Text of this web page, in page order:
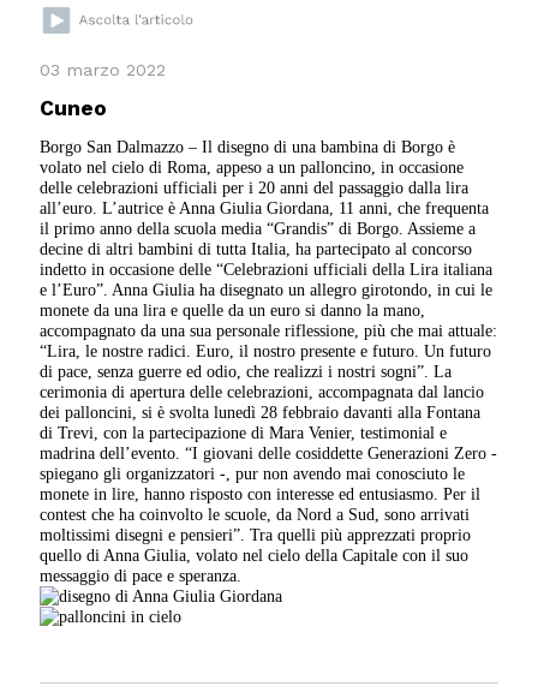
03 marzo 2022
Cuneo
Borgo San Dalmazzo – Il disegno di una bambina di Borgo è
volato nel cielo di Roma, appeso a un palloncino, in occasione
delle celebrazioni ufficiali per i 20 anni del passaggio dalla lira
all’euro. L’autrice è Anna Giulia Giordana, 11 anni, che frequenta
il primo anno della scuola media “Grandis” di Borgo. Assieme a
decine di altri bambini di tutta Italia, ha partecipato al concorso
indetto in occasione delle “Celebrazioni ufficiali della Lira italiana
e l’Euro”. Anna Giulia ha disegnato un allegro girotondo, in cui le
monete da una lira e quelle da un euro si danno la mano,
accompagnato da una sua personale riflessione, più che mai attuale:
“Lira, le nostre radici. Euro, il nostro presente e futuro. Un futuro
di pace, senza guerre ed odio, che realizzi i nostri sogni”. La
cerimonia di apertura delle celebrazioni, accompagnata dal lancio
dei palloncini, si è svolta lunedì 28 febbraio davanti alla Fontana
di Trevi, con la partecipazione di Mara Venier, testimonial e
madrina dell’evento. “I giovani delle cosiddette Generazioni Zero -
spiegano gli organizzatori -, pur non avendo mai conosciuto le
monete in lire, hanno risposto con interesse ed entusiasmo. Per il
contest che ha coinvolto le scuole, da Nord a Sud, sono arrivati
moltissimi disegni e pensieri”. Tra quelli più apprezzati proprio
quello di Anna Giulia, volato nel cielo della Capitale con il suo
messaggio di pace e speranza.